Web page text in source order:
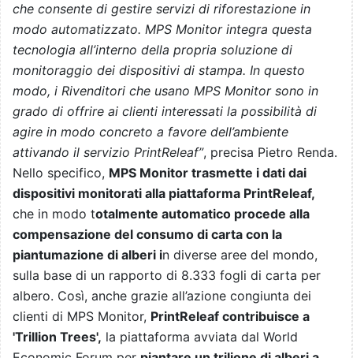
che consente di gestire servizi di riforestazione in
modo automatizzato. MPS Monitor integra questa
tecnologia all’interno della propria soluzione di
monitoraggio dei dispositivi di stampa. In questo
modo, i Rivenditori che usano MPS Monitor sono in
grado di offrire ai clienti interessati la possibilità di
agire in modo concreto a favore dell’ambiente
attivando il servizio PrintReleaf”, precisa Pietro Renda.
Nello specifico, MPS Monitor trasmette i dati dai
dispositivi monitorati alla piattaforma PrintReleaf,
che in modo totalmente automatico procede alla
compensazione del consumo di carta con la
piantumazione di alberi in diverse aree del mondo,
sulla base di un rapporto di 8.333 fogli di carta per
albero. Così, anche grazie all’azione congiunta dei
clienti di MPS Monitor, PrintReleaf contribuisce a
'Trillion Trees', la piattaforma avviata dal World